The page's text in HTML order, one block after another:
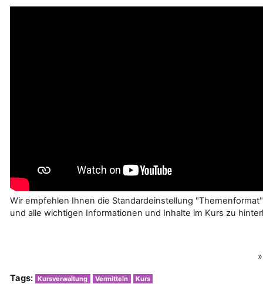
Wir empfehlen Ihnen die Standardeinstellung
und alle wichtigen Informationen und Inhalte im Kurs zu
Tags: Kursverwaltung Vermitteln Kurs